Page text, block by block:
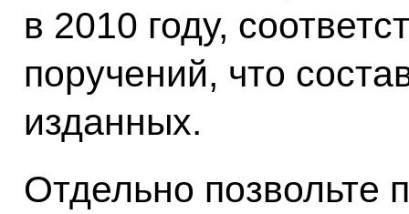
в 2010 году,
поручений, что
изданных.
Отдельно позвольте